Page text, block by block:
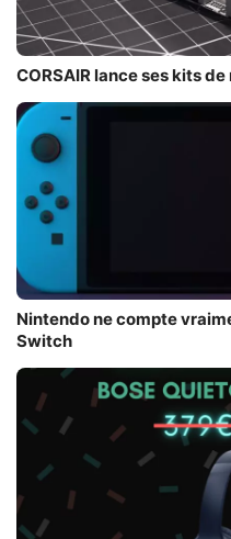
CORSAIR lance ses kits
Nintendo ne compte
Switch